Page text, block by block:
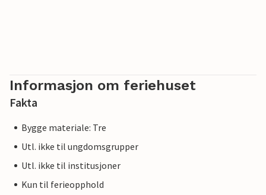
Informasjon om feriehuset
Fakta
Bygge materiale: Tre
Utl. ikke til ungdomsgrupper
Utl. ikke til institusjoner
Kun til ferieopphold